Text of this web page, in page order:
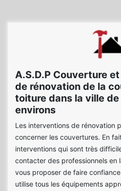
A.S.D.P Couverture
de rénovation de la
toiture dans la ville
environs
Les interventions de rénovation
concerner les couvertures. En
interventions qui sont très
contacter des professionnels en
vous proposer de faire
utilise tous les équipements